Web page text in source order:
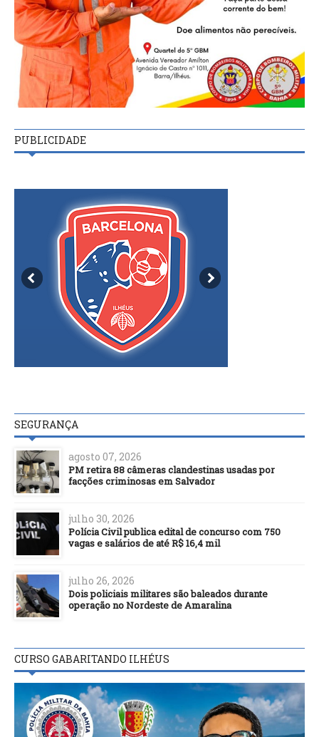
PUBLICIDADE
SEGURANÇA
agosto 07, 2026
PM retira 88 câmeras clandestinas usadas por
facções criminosas em Salvador
julho 30, 2026
Polícia Civil publica edital de concurso com 750
vagas e salários de até R$ 16,4 mil
julho 26, 2026
Dois policiais militares são baleados durante
operação no Nordeste de Amaralina
CURSO GABARITANDO ILHÉUS